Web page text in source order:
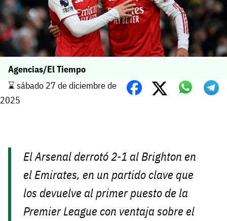
Agencias/El Tiempo
⌛️ sábado 27 de diciembre de
2025
El Arsenal derrotó 2-1 al Brighton en
el Emirates, en un partido clave que
los devuelve al primer puesto de la
Premier League con ventaja sobre el